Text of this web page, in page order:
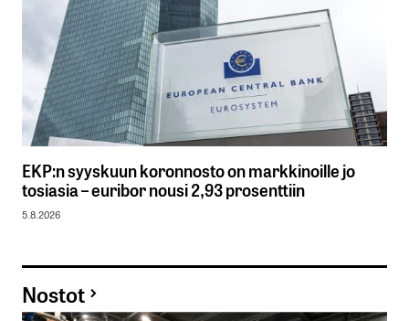
EKP:n syyskuun koronnosto on markkinoille jo
tosiasia – euribor nousi 2,93 prosenttiin
5.8.2026
Nostot